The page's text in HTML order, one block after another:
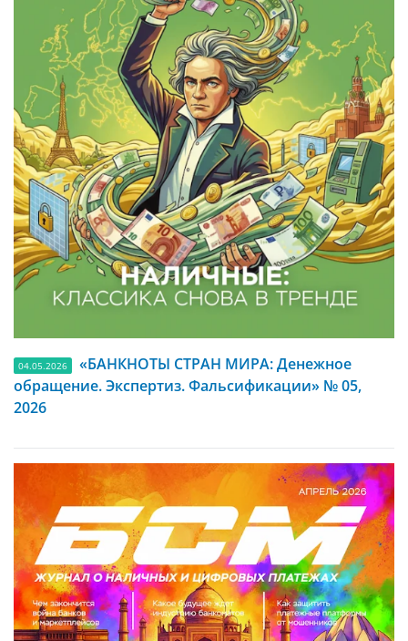
04.05.2026
«БАНКНОТЫ СТРАН МИРА: Денежное
обращение. Экспертиз. Фальсификации» № 05,
2026